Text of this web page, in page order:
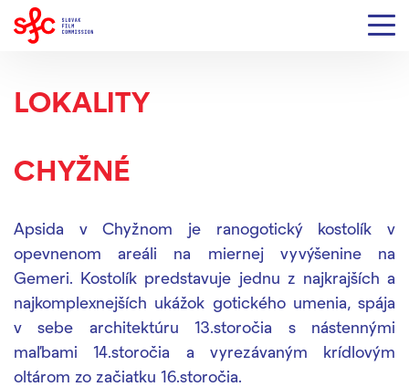
LOKALITY
CHYŽNÉ
Apsida v Chyžnom je ranogotický kostolík v
opevnenom areáli na miernej vyvýšenine na
Gemeri. Kostolík predstavuje jednu z najkrajších a
najkomplexnejších ukážok gotického umenia, spája
v sebe architektúru 13.storočia s nástennými
maľbami 14.storočia a vyrezávaným krídlovým
oltárom zo začiatku 16.storočia.